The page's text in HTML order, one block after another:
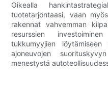
Oikealla
tuotetarjontaasi, vaan
rakennat vahvemman
resurssien
tukkumyyjien
ajoneuvojen
menestystä